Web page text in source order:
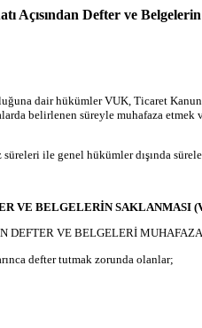
Açısından Defter ve
dair hükümler VUK, Ticaret
belirlenen süreyle muha­faza
ile genel hükümler dışında
VE BELGELERİN SAKLANMASI
DEFTER VE BELGELERİ
defter tutmak zorunda olanlar;